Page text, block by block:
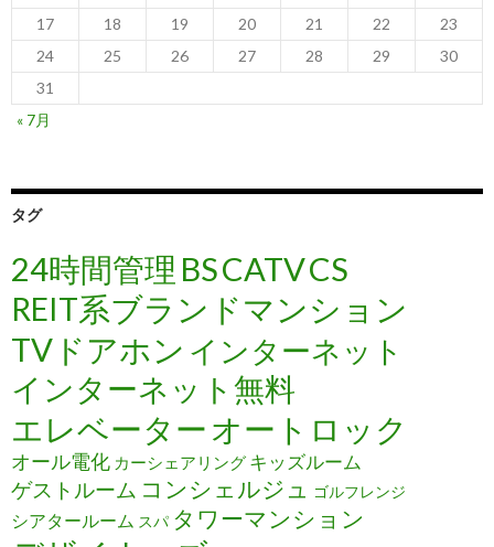
17
18 19 20 21 22
23
24
25 26 27 28 29
30
31
« 7月
タグ
24時間管理 BSCATVCS
REIT系ブランドマンション
TVドアホン インターネット
インターネット無料
エレベーター オートロック
オール電化 カーシェアリング キッズルーム
ゲストルーム コンシェルジュ ゴルフレンジ
シアタールーム スパ タワーマンション